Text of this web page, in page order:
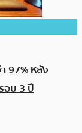
97% หลัง
อบ 3 ปี